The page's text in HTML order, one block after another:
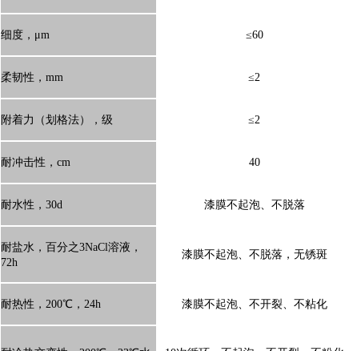
细度，μm ≤60
柔韧性，mm ≤2
附着力（划格法），级 ≤2
耐冲击性，cm 40
耐水性，30d 漆膜不起泡、不脱落
耐盐水，百分之3NaCl溶液，
72h
漆膜不起泡、不脱落，无锈斑
耐热性，200℃，24h 漆膜不起泡、不开裂、不粘化